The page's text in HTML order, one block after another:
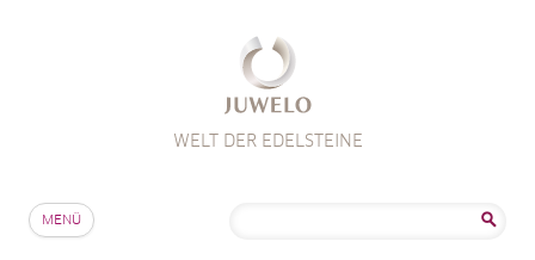
WELT DER EDELSTEINE
MENÜ